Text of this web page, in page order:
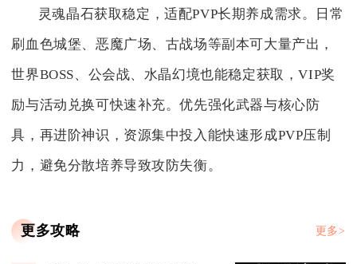
灵魂晶石获取稳定，适配PVP长期养成需求。日常
刷血色城堡、恶魔广场、古战场等副本可大量产出，
世界BOSS、公会战、水晶幻境也能稳定获取，VIP奖
励与活动兑换可快速补充。优先强化武器与核心防
具，再进阶神识，资源集中投入能快速形成PVP压制
力，避免分散培养导致攻防失衡。
更多攻略 更多>